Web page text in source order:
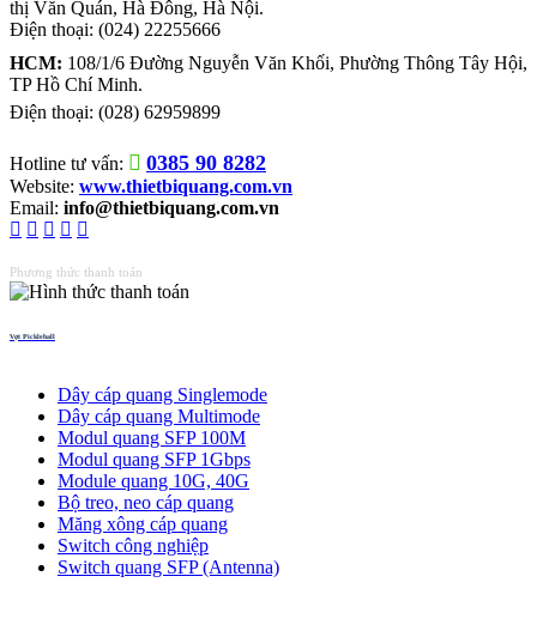
thị Văn Quán, Hà Đông, Hà Nội.
Điện thoại: (024) 22255666
HCM: 108/1/6 Đường Nguyễn Văn Khối, Phường Thông Tây Hội,
TP Hồ Chí Minh.
Điện thoại: (028) 62959899
Hotline tư vấn: 0385 90 8282
Website: www.thietbiquang.com.vn
Email: info@thietbiquang.com.vn
Phương thức thanh toán
Vợt Pickleball
Dây cáp quang Singlemode
Dây cáp quang Multimode
Modul quang SFP 100M
Modul quang SFP 1Gbps
Module quang 10G, 40G
Bộ treo, neo cáp quang
Măng xông cáp quang
Switch công nghiệp
Switch quang SFP (Antenna)